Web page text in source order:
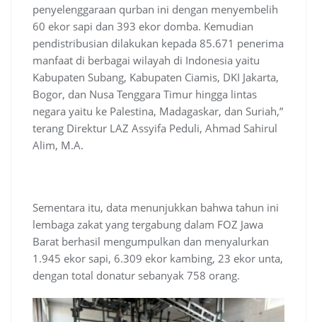
penyelenggaraan qurban ini dengan menyembelih
60 ekor sapi dan 393 ekor domba. Kemudian
pendistribusian dilakukan kepada 85.671 penerima
manfaat di berbagai wilayah di Indonesia yaitu
Kabupaten Subang, Kabupaten Ciamis, DKI Jakarta,
Bogor, dan Nusa Tenggara Timur hingga lintas
negara yaitu ke Palestina, Madagaskar, dan Suriah,”
terang Direktur LAZ Assyifa Peduli, Ahmad Sahirul
Alim, M.A.
Sementara itu, data menunjukkan bahwa tahun ini
lembaga zakat yang tergabung dalam FOZ Jawa
Barat berhasil mengumpulkan dan menyalurkan
1.945 ekor sapi, 6.309 ekor kambing, 23 ekor unta,
dengan total donatur sebanyak 758 orang.